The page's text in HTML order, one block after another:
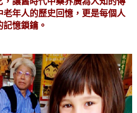
年人的歷史回憶，更是每個人
憶鎖鑰。